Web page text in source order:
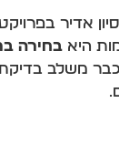
היא בחירה
משלב בדיקת